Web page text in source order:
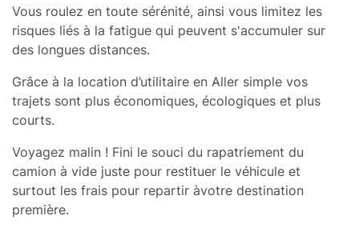
Vous roulez en toute sérénité, ainsi vous limitez les
risques liés à la fatigue qui peuvent s'accumuler sur
des longues distances.
Grâce à la location d’utilitaire en Aller simple vos
trajets sont plus économiques, écologiques et plus
courts.
Voyagez malin ! Fini le souci du rapatriement du
camion à vide juste pour restituer le véhicule et
surtout les frais pour repartir àvotre destination
première.